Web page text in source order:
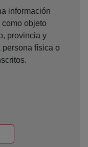
información
objeto
provincia y
física o